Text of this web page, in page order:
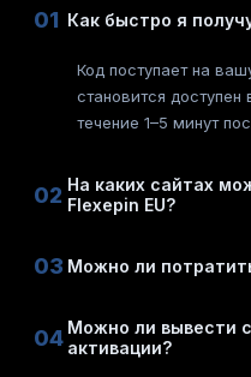
01 Как быстро я
Код поступает на
становится
течение 1–5 минут
02 На каких сайтах
Flexepin EU?
03 Можно ли
04 Можно ли вывести
активации?